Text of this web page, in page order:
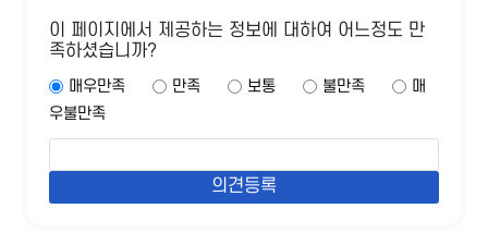
이 페이지에서 제공하는 정보에 대하여 어느정도 만
족하셨습니까?
매우만족 만족 보통 불만족
매
우불만족